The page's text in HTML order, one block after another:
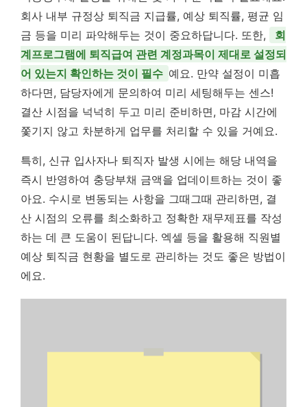
회사 내부 규정상 퇴직금 지급률, 예상 퇴직률, 평균 임
금 등을 미리 파악해두는 것이 중요하답니다. 또한,
회
계프로그램에 퇴직급여 관련 계정과목이 제대로 설정되
어 있는지 확인하는 것이 필수 예요. 만약 설정이 미흡
하다면, 담당자에게 문의하여 미리 세팅해두는 센스!
결산 시점을 넉넉히 두고 미리 준비하면, 마감 시간에
쫓기지 않고 차분하게 업무를 처리할 수 있을 거예요.
특히, 신규 입사자나 퇴직자 발생 시에는 해당 내역을
즉시 반영하여 충당부채 금액을 업데이트하는 것이 좋
아요. 수시로 변동되는 사항을 그때그때 관리하면, 결
산 시점의 오류를 최소화하고 정확한 재무제표를 작성
하는 데 큰 도움이 된답니다. 엑셀 등을 활용해 직원별
예상 퇴직금 현황을 별도로 관리하는 것도 좋은 방법이
에요.